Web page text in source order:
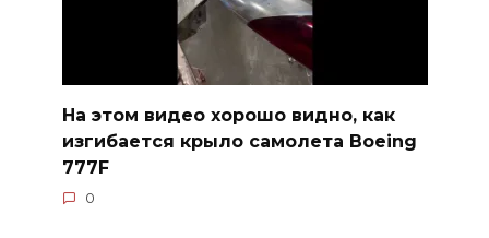
На этом видео хорошо видно, как
изгибается крыло самолета Boeing
777F
0